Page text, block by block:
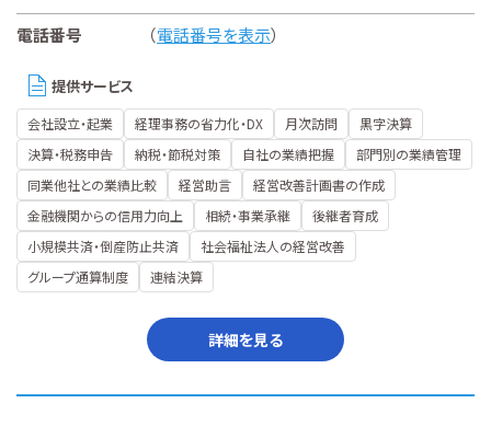
電話番号
（電話番号を表示）
提供サービス
会社設立・起業 経理事務の省力化・DX 月次訪問
黒字決算
決算・税務申告
納税・節税対策 自社の業績把握
部門別の業績管理
同業他社との業績比較
経営助言
経営改善計画書の作成
金融機関からの信用力向上
相続・事業承継
後継者育成
小規模共済・倒産防止共済
社会福祉法人の経営改善
グループ通算制度
連結決算
詳細を見る